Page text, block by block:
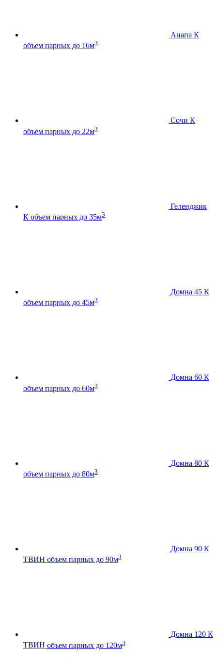
Анапа К
объем парных до 16м3
Сочи К
объем парных до 22м3
Геленджик
К объем парных до 35м3
Домна 45 К
объем парных до 45м3
Домна 60 К
объем парных до 60м3
Домна 80 К
объем парных до 80м3
Домна 90 К
ТВИН объем парных до 90м3
Домна 120 К
ТВИН объем парных до 120м3